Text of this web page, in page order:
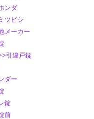
ンダ
ツビシ
メーカー
引違戸錠
ダー
錠
前